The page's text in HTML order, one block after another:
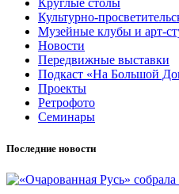
Круглые столы
Культурно-
Музейные клубы и арт-
Новости
Передвижные выставки
Подкаст «На Большой
Проекты
Ретрофото
Семинары
Последние новости